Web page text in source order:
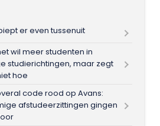
er even tussenuit
wil meer studenten in
studierichtingen, maar zegt
hoe
code rood op Avans:
afstudeerzittingen gingen